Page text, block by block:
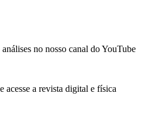
no nosso canal do YouTube
acesse a revista digital e física